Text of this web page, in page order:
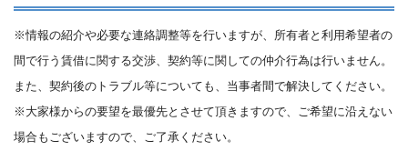
※情報の紹介や必要な連絡調整等を行いますが、所有者と利用希望者の
間で行う賃借に関する交渉、契約等に関しての仲介行為は行いません。
また、契約後のトラブル等についても、当事者間で解決してください。
※大家様からの要望を最優先とさせて頂きますので、ご希望に沿えない
場合もございますので、ご了承ください。